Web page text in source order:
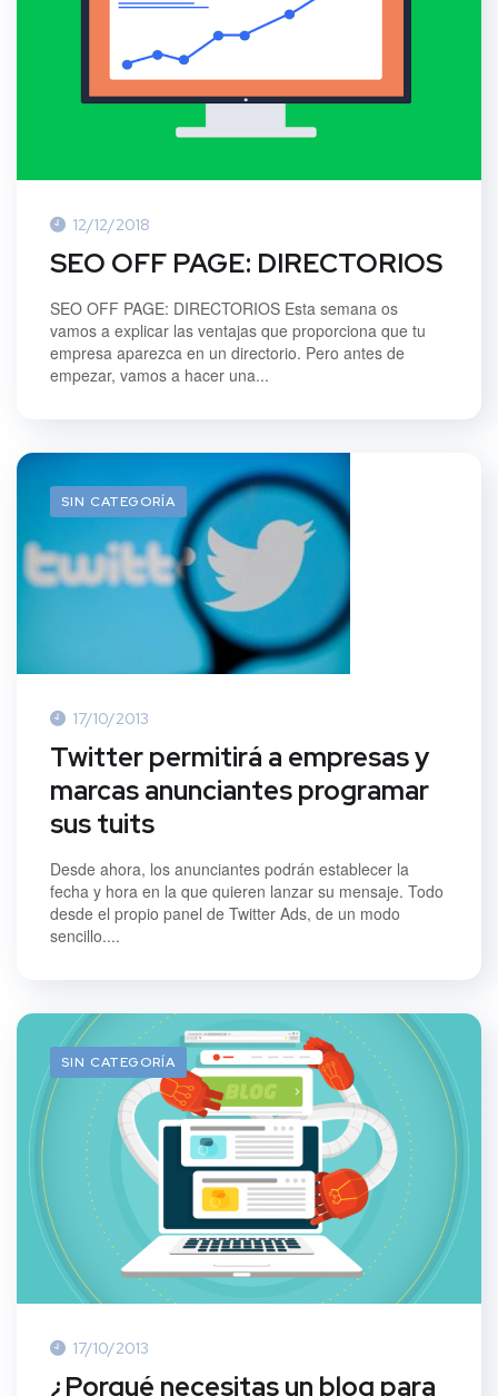
12/12/2018
SEO OFF PAGE: DIRECTORIOS
SEO OFF PAGE: DIRECTORIOS Esta semana os
vamos a explicar las ventajas que proporciona que tu
empresa aparezca en un directorio. Pero antes de
empezar, vamos a hacer una...
SIN CATEGORÍA
17/10/2013
Twitter permitirá a empresas y
marcas anunciantes programar
sus tuits
Desde ahora, los anunciantes podrán establecer la
fecha y hora en la que quieren lanzar su mensaje. Todo
desde el propio panel de Twitter Ads, de un modo
sencillo....
SIN CATEGORÍA
17/10/2013
¿Porqué necesitas un blog para